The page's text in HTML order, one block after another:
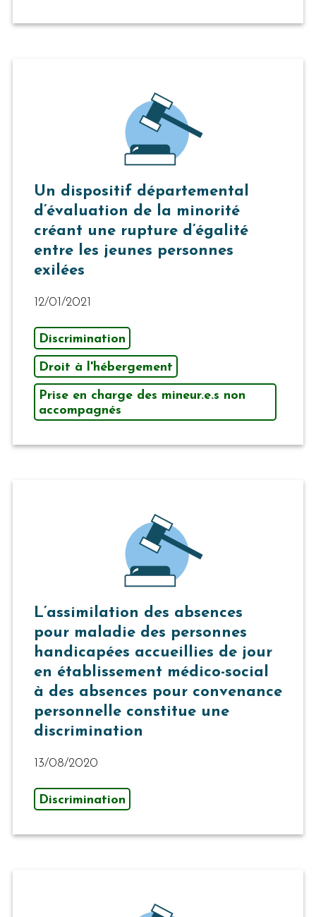
Un dispositif départemental
d’évaluation de la minorité
créant une rupture d’égalité
entre les jeunes personnes
exilées
12/01/2021
Discrimination
Droit à l'hébergement
Prise en charge des mineur.e.s non
accompagnés
L’assimilation des absences
pour maladie des personnes
handicapées accueillies de jour
en établissement médico-social
à des absences pour convenance
personnelle constitue une
discrimination
13/08/2020
Discrimination